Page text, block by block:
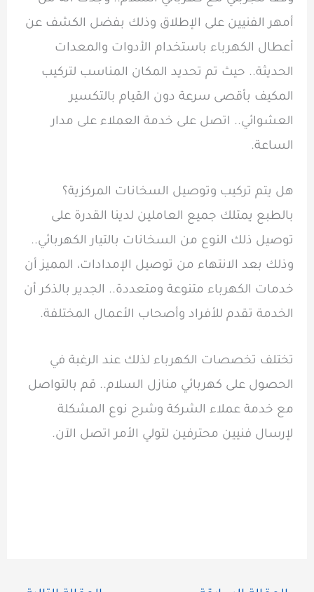
أمهر الفنيين على الإطلاق وذلك بفضل الكشف عن
أعطال الكهرباء باستخدام الأدوات والمعدات
الحديثة.. حيث تم تحديد المكان المناسب لتركيب
المكيف بأقصى سرعة دون القيام بالتكسير
العشوائي.. اتصل على خدمة العملاء على مدار
الساعة.
هل يتم تركيب وتوصيل السخانات المركزية؟
بالطبع يمتلك جميع العاملين لدينا القدرة على
توصيل ذلك النوع من السخانات بالتيار الكهربائي..
وذلك بعد الانتهاء من توصيل الإمدادات، المميز أن
خدمات الكهرباء متنوعة ومتعددة.. الجدير بالذكر أن
الخدمة تقدم للأفراد وأصحاب الأعمال المختلفة.
تختلف تخصصات الكهرباء لذلك عند الرغبة في
الحصول على كهربائي منازل السلام.. قم بالتواصل
مع خدمة عملاء الشركة وشرح نوع المشكلة
لإرسال فنيين محترفين لتولي الأمر اتصل الآن.